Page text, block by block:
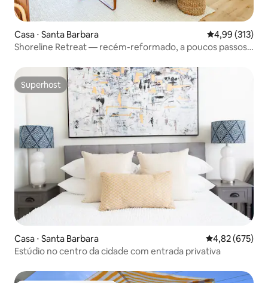
Casa ⋅ Santa Barbara 4,99 de uma
4,99 (313)
Shoreline Retreat — recém-reformado, a poucos passos
Superhost
Superhost
Casa ⋅ Santa Barbara 4,82 de uma
4,82 (675)
Estúdio no centro da cidade com entrada privativa